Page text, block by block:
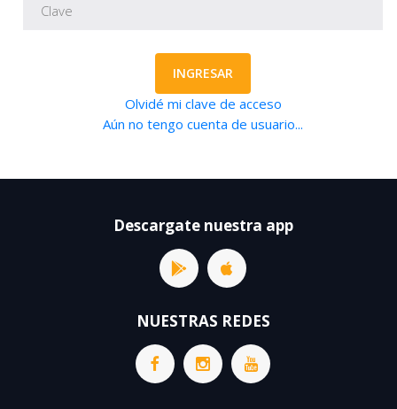
INGRESAR
Olvidé mi clave de acceso
Aún no tengo cuenta de usuario...
Descargate nuestra app
NUESTRAS REDES